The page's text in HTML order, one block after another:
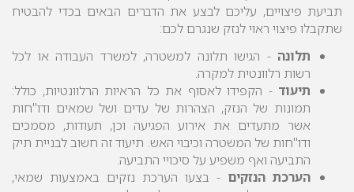
תביעת פיצויים, עליכם לבצע את הדברים הבאים בכדי להבטיח
שתקבלו פיצוי ראוי לנזק שנגרם לכם:
תלונה- הגישו תלונה למשטרה, למשרד העבודה או לכל
רשות רלוונטית למקרה.
תיעוד- הקפידו לאסוף את כל הראיות הרלוונטיות, כולל:
תמונות של הנזק, הצהרות של עדים ושל שמאים ודו"חות
אשר מתעדים את אירוע הפגיעה וכן, תעודות, מסמכים
ודו"חות של המשטרה וכיבוי האש. תיעוד זה חשוב לבניית תיק
התביעה ואף משפיע על סיכויי התביעה.
הערכת הנזקים - בצעו הערכת נזקים באמצעות שמאי,